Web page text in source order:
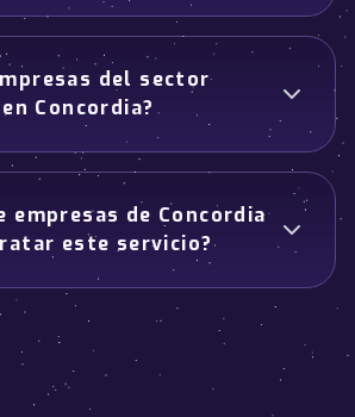
del sector
Concordia?
empresas de Concordia
este servicio?